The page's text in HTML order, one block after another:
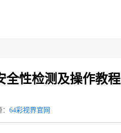
全性检测及操作教程
64彩视界官网